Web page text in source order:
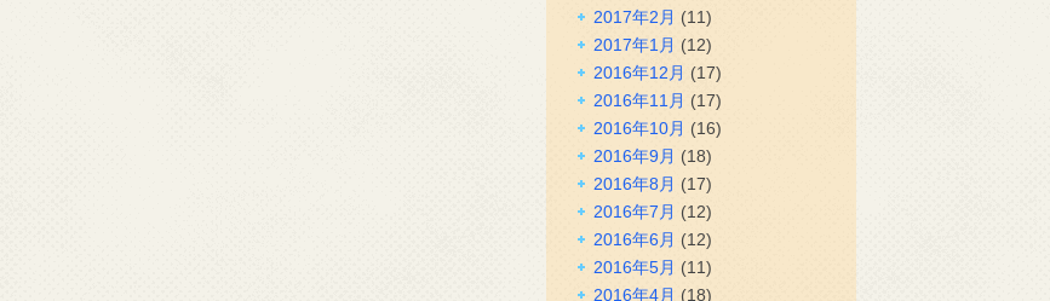
2017年2月 (11)
2017年1月 (12)
2016年12月 (17)
2016年11月 (17)
2016年10月 (16)
2016年9月 (18)
2016年8月 (17)
2016年7月 (12)
2016年6月 (12)
2016年5月 (11)
2016年4月 (18)